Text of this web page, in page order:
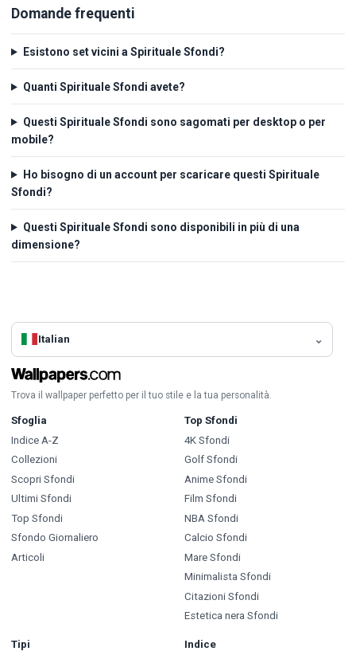
Domande frequenti
Esistono set vicini a Spirituale Sfondi?
Quanti Spirituale Sfondi avete?
Questi Spirituale Sfondi sono sagomati per desktop o per
mobile?
Ho bisogno di un account per scaricare questi Spirituale
Sfondi?
Questi Spirituale Sfondi sono disponibili in più di una
dimensione?
Italian
Trova il wallpaper perfetto per il tuo stile e la tua personalità.
Sfoglia
Indice A-Z
Collezioni
Scopri Sfondi
Ultimi Sfondi
Top Sfondi
Sfondo Giornaliero
Articoli
Top Sfondi
4K Sfondi
Golf Sfondi
Anime Sfondi
Film Sfondi
NBA Sfondi
Calcio Sfondi
Mare Sfondi
Minimalista Sfondi
Citazioni Sfondi
Estetica nera Sfondi
Tipi
Indice